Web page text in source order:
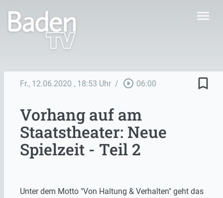
menu
Fr., 12.06.2020 , 18:53 Uhr / play_circle_outline 06:00 bookmark_border
Vorhang auf am
Staatstheater: Neue
Spielzeit - Teil 2
Unter dem Motto "Von Haltung & Verhalten" geht das